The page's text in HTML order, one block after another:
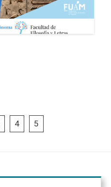
4 5